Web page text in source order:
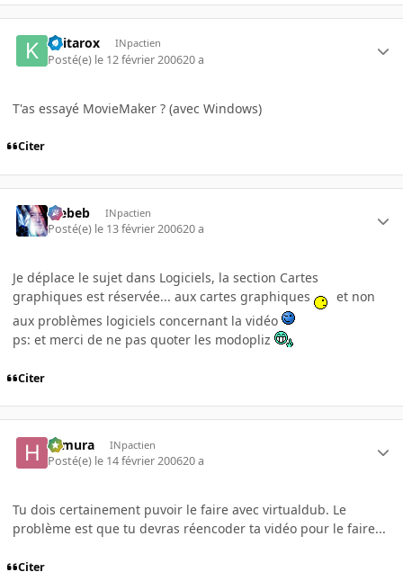
Keitarox INpactien
Posté(e) le 12 février 200620 a
T'as essayé MovieMaker ? (avec Windows)
Citer
Trebeb INpactien
Posté(e) le 13 février 200620 a
Je déplace le sujet dans Logiciels, la section Cartes
graphiques est réservée... aux cartes graphiques
et non
aux problèmes logiciels concernant la vidéo
ps: et merci de ne pas quoter les modopliz
Citer
Himura INpactien
Posté(e) le 14 février 200620 a
Tu dois certainement puvoir le faire avec virtualdub. Le
problème est que tu devras réencoder ta vidéo pour le faire...
Citer